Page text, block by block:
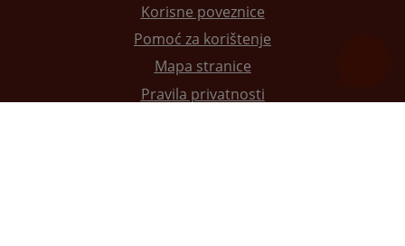
Korisne poveznice
Pomoć za korištenje
Mapa stranice
Pravila privatnosti